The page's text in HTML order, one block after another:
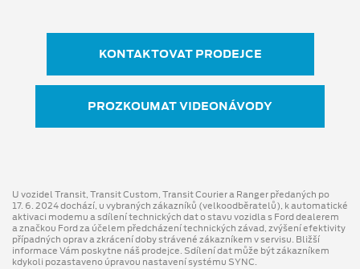
KONTAKTOVAT PRODEJCE
PROZKOUMAT VIDEONÁVODY
U vozidel Transit, Transit Custom, Transit Courier a Ranger předaných po
17. 6. 2024 dochází, u vybraných zákazníků (velkoodběratelů), k automatické
aktivaci modemu a sdílení technických dat o stavu vozidla s Ford dealerem
a značkou Ford za účelem předcházení technických závad, zvýšení efektivity
případných oprav a zkrácení doby strávené zákazníkem v servisu. Bližší
informace Vám poskytne náš prodejce. Sdílení dat může být zákazníkem
kdykoli pozastaveno úpravou nastavení systému SYNC.